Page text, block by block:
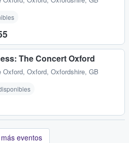
The Concert Oxford
Oxford, Oxford, Oxfordshire, GB
eventos